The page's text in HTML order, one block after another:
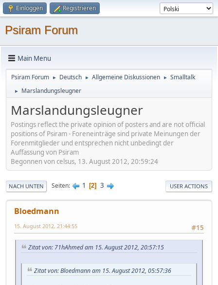
Einloggen Registrieren
Psiram Forum
Main Menu
Psiram Forum ► Deutsch ► Allgemeine Diskussionen ► Smalltalk
► Marslandungsleugner
Marslandungsleugner
Postings reflect the private opinion of posters and are not official
positions of Psiram - Foreneinträge sind private Meinungen der
Forenmitglieder und entsprechen nicht unbedingt der
Auffassung von Psiram
Begonnen von celsus, 13. August 2012, 20:59:24
NACH UNTEN Seiten 1 2 3 USER ACTIONS
Bloedmann
#15
15. August 2012, 21:44:55
Zitat von: 71hAhmed am 15. August 2012, 20:57:15
Zitat von: Bloedmann am 15. August 2012, 05:57:36